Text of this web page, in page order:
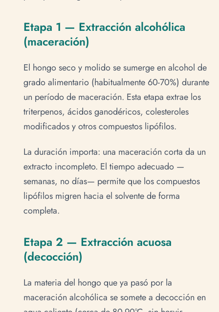
Etapa 1 — Extracción alcohólica
(maceración)
El hongo seco y molido se sumerge en alcohol de
grado alimentario (habitualmente 60-70%) durante
un período de maceración. Esta etapa extrae los
triterpenos, ácidos ganodéricos, colesteroles
modificados y otros compuestos lipófilos.
La duración importa: una maceración corta da un
extracto incompleto. El tiempo adecuado —
semanas, no días— permite que los compuestos
lipófilos migren hacia el solvente de forma
completa.
Etapa 2 — Extracción acuosa
(decocción)
La materia del hongo que ya pasó por la
maceración alcohólica se somete a decocción en